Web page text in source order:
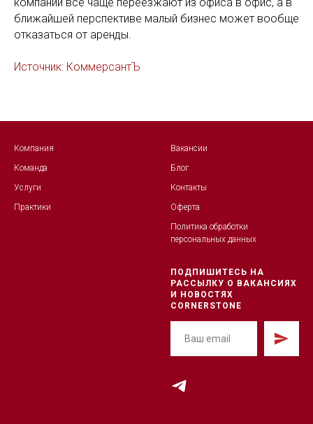
ближайшей перспективе малый бизнес может вообще
отказаться от аренды.
Источник: КоммерсантЪ
Компания
Команда
Услуги
Практики
Вакансии
Блог
Контакты
Оферта
Политика обработки
персональных данных
ПОДПИШИТЕСЬ НА
РАССЫЛКУ О ВАКАНСИЯХ
И НОВОСТЯХ
CORNERSTONE